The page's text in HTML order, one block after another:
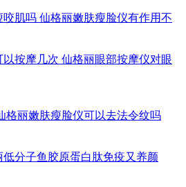
肌吗 仙格丽嫩肤瘦脸仪有作用不
按摩几次 仙格丽眼部按摩仪对眼
格丽嫩肤瘦脸仪可以去法令纹吗
分子鱼胶原蛋白肽免疫又养颜